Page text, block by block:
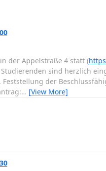
der Appelstraße 4 statt (
sind herzlich
der
… [View More]